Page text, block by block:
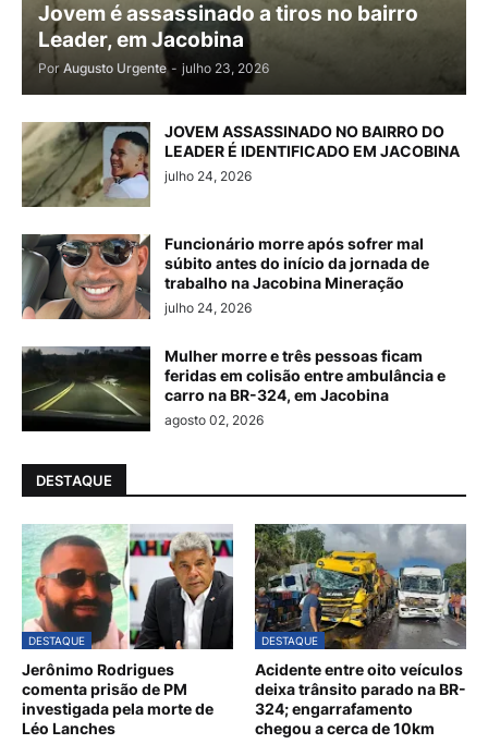
Jovem é assassinado a tiros no bairro
Leader, em Jacobina
Por Augusto Urgente - julho 23, 2026
JOVEM ASSASSINADO NO BAIRRO DO
LEADER É IDENTIFICADO EM JACOBINA
julho 24, 2026
Funcionário morre após sofrer mal
súbito antes do início da jornada de
trabalho na Jacobina Mineração
julho 24, 2026
Mulher morre e três pessoas ficam
feridas em colisão entre ambulância e
carro na BR-324, em Jacobina
agosto 02, 2026
DESTAQUE
DESTAQUE
Jerônimo Rodrigues
comenta prisão de PM
investigada pela morte de
Léo Lanches
DESTAQUE
Acidente entre oito veículos
deixa trânsito parado na BR-
324; engarrafamento
chegou a cerca de 10km